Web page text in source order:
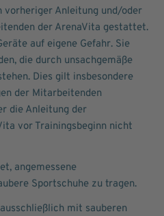
vorheriger Anleitung und/oder
der ArenaVita gestattet.
auf eigene Gefahr. Sie
die durch unsachgemäße
Dies gilt insbesondere
der Mitarbeitenden
die Anleitung der
vor Trainingsbeginn nicht
angemessene
Sportschuhe zu tragen.
mit sauberen